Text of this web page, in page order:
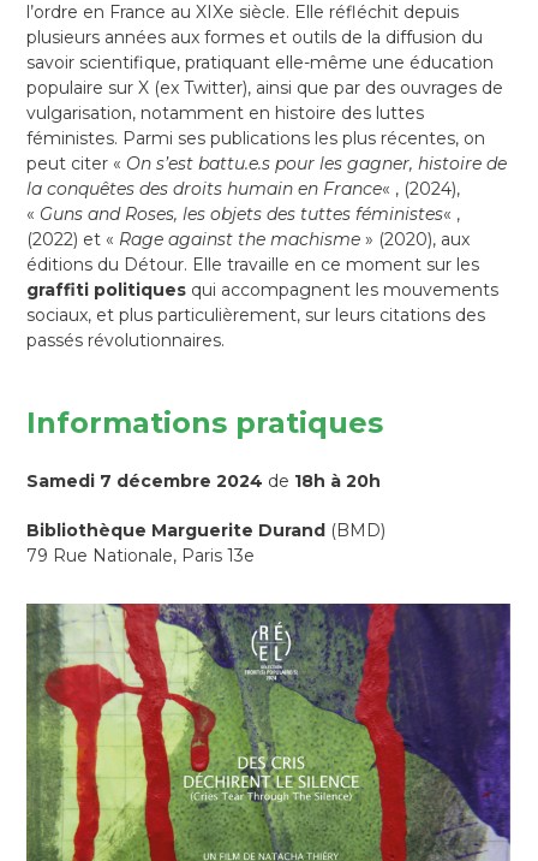
l’ordre en France au XIXe siècle. Elle réfléchit depuis
plusieurs années aux formes et outils de la diffusion du
savoir scientifique, pratiquant elle-même une éducation
populaire sur X (ex Twitter), ainsi que par des ouvrages de
vulgarisation, notamment en histoire des luttes
féministes. Parmi ses publications les plus récentes, on
peut citer « On s’est battu.e.s pour les gagner, histoire de
la conquêtes des droits humain en France« , (2024),
« Guns and Roses, les objets des tuttes féministes« ,
(2022) et « Rage against the machisme » (2020), aux
éditions du Détour. Elle travaille en ce moment sur les
graffiti politiques qui accompagnent les mouvements
sociaux, et plus particulièrement, sur leurs citations des
passés révolutionnaires.
Informations pratiques
Samedi 7 décembre 2024 de 18h à 20h
Bibliothèque Marguerite Durand (BMD)
79 Rue Nationale, Paris 13e